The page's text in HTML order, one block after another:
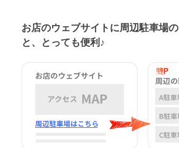
お店のウェブサイトに周辺駐車場の
と、とっても便利♪